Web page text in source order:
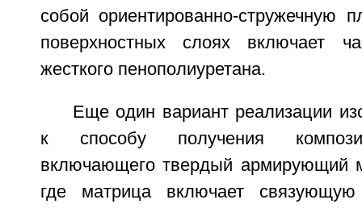
собой ориентированно-стружечную
поверхностных слоях включает
жесткого пенополиуретана.
Еще один вариант реализации
к способу получения
включающего твердый армирующий
где матрица включает